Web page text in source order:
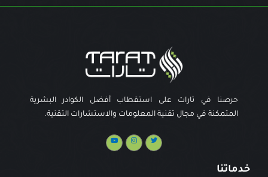
حرصنا في تارات على استقطاب أفضل الكوادر البشرية
المتمكنة في مجال تقنية المعلومات والاستشارات التقنية.
خدماتنا